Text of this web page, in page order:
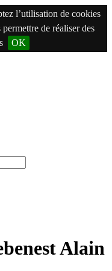
l’utilisation de cookies
de réaliser des
OK
Alain